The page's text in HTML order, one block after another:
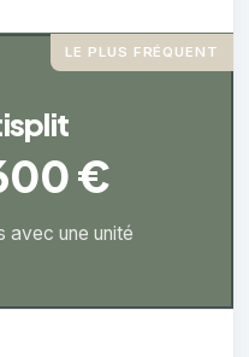
LE PLUS FRÉQUENT
€
avec une unité